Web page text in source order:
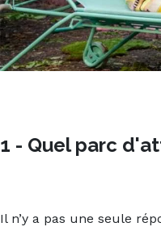
1 - Quel parc
Il n’y a pas une seule